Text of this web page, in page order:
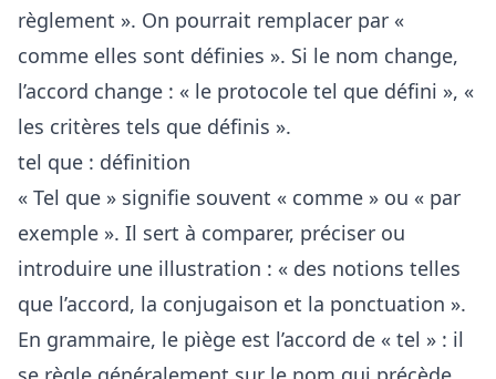
règlement ». On pourrait remplacer par «
comme elles sont définies ». Si le nom change,
l’accord change : « le protocole tel que défini », «
les critères tels que définis ».
tel que : définition
« Tel que » signifie souvent « comme » ou « par
exemple ». Il sert à comparer, préciser ou
introduire une illustration : « des notions telles
que l’accord, la conjugaison et la ponctuation ».
En grammaire, le piège est l’accord de « tel » : il